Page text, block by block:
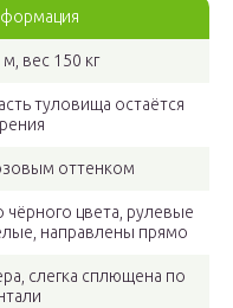
вес 150 кг
туловища остаётся
оттенком
цвета, рулевые
направлены прямо
слегка сплющена по